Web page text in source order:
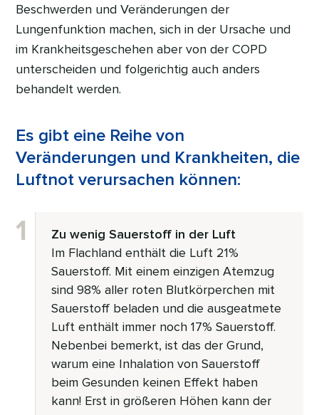
Beschwerden und Veränderungen der
Lungenfunktion machen, sich in der Ursache und
im Krankheitsgeschehen aber von der COPD
unterscheiden und folgerichtig auch anders
behandelt werden.
Es gibt eine Reihe von
Veränderungen und Krankheiten, die
Luftnot verursachen können:
Zu wenig Sauerstoff in der Luft
Im Flachland enthält die Luft 21%
Sauerstoff. Mit einem einzigen Atemzug
sind 98% aller roten Blutkörperchen mit
Sauerstoff beladen und die ausgeatmete
Luft enthält immer noch 17% Sauerstoff.
Nebenbei bemerkt, ist das der Grund,
warum eine Inhalation von Sauerstoff
beim Gesunden keinen Effekt haben
kann! Erst in größeren Höhen kann der